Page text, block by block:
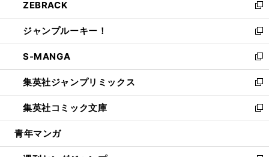
く
で
開
く
ド
ウ
で
開
く
ィ
ン
ド
ウ
で
開
く
い
ウ
ィ
ン
ド
ウ
で
開
く
ZEBRACK
新
し
い
ウ
ィ
ン
ド
ウ
で
開
ジャンプルーキー！
新
し
い
ウ
ィ
ン
ド
ウ
開
S-MANGA
新
し
い
ウ
ィ
ン
ウ
集英社ジャンプリミックス
新
し
い
ウ
ン
集英社コミック文庫
新
し
ウ
青年マンガ